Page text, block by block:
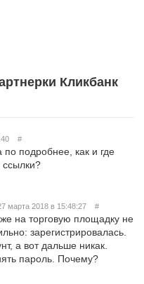
Кликбанк
#
подробнее, как и где
марта 2018 в 15:48:27 #
на торговую площадку не
зарегистрировалась.
а вот дальше никак.
пароль. Почему?